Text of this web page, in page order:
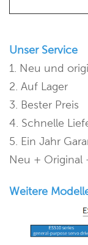
Unser Service
1. Neu und
2. Auf Lager
3. Bester Preis
4. Schnelle
5. Ein Jahr
Neu + Original
Weitere